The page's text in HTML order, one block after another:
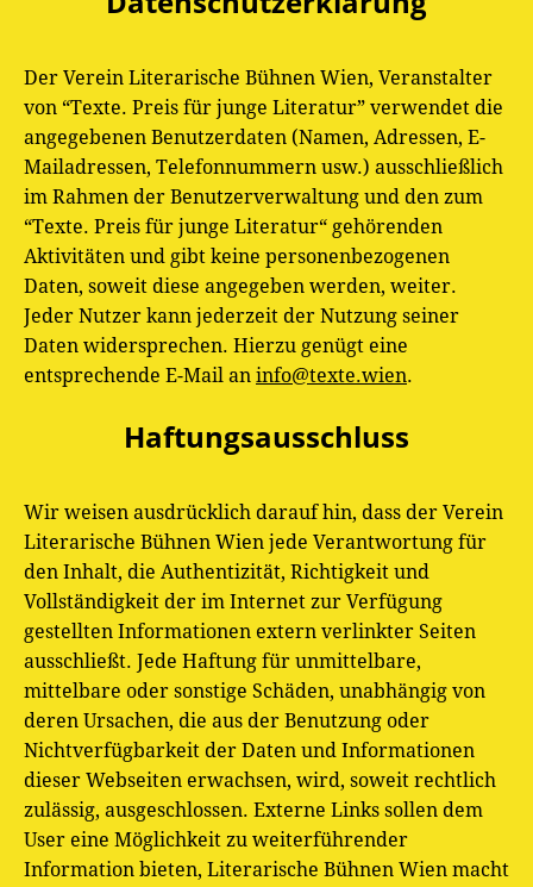
Der Verein Literarische Bühnen Wien, Veranstalter
von “Texte. Preis für junge Literatur” verwendet die
angegebenen Benutzerdaten (Namen, Adressen, E-
Mailadressen, Telefonnummern usw.) ausschließlich
im Rahmen der Benutzerverwaltung und den zum
“Texte. Preis für junge Literatur“ gehörenden
Aktivitäten und gibt keine personenbezogenen
Daten, soweit diese angegeben werden, weiter.
Jeder Nutzer kann jederzeit der Nutzung seiner
Daten widersprechen. Hierzu genügt eine
entsprechende E-Mail an info@texte.wien.
Haftungsausschluss
Wir weisen ausdrücklich darauf hin, dass der Verein
Literarische Bühnen Wien jede Verantwortung für
den Inhalt, die Authentizität, Richtigkeit und
Vollständigkeit der im Internet zur Verfügung
gestellten Informationen extern verlinkter Seiten
ausschließt. Jede Haftung für unmittelbare,
mittelbare oder sonstige Schäden, unabhängig von
deren Ursachen, die aus der Benutzung oder
Nichtverfügbarkeit der Daten und Informationen
dieser Webseiten erwachsen, wird, soweit rechtlich
zulässig, ausgeschlossen. Externe Links sollen dem
User eine Möglichkeit zu weiterführender
Information bieten, Literarische Bühnen Wien macht